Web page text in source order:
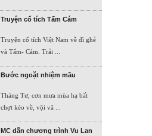
Truyện cổ tích Tấm Cám
Truyện cổ tích Việt Nam về dì ghẻ
và Tấm- Cám. Trải ...
Bước ngoặt nhiệm mầu
Tháng Tư, cơn mưa mùa hạ bất
chợt kéo về, vội vã ...
MC dẫn chương trình Vu Lan